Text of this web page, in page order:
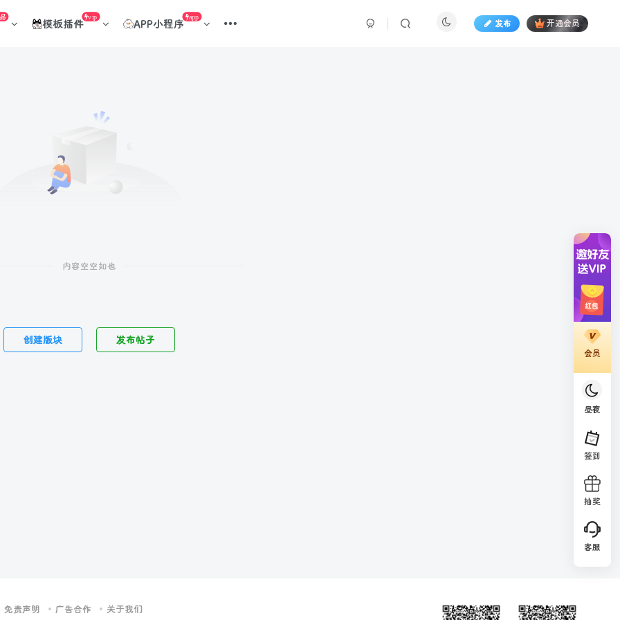
模板插件 vip APP小程序 app
发布 开通会员
内容空空如也
创建版块 发布帖子
免责声明 广告合作 关于我们
会员
昼夜
签到
抽奖
客服